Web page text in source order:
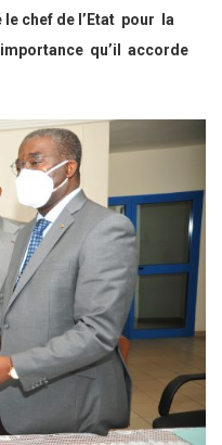
chef de l’Etat pour la
qu’il accorde